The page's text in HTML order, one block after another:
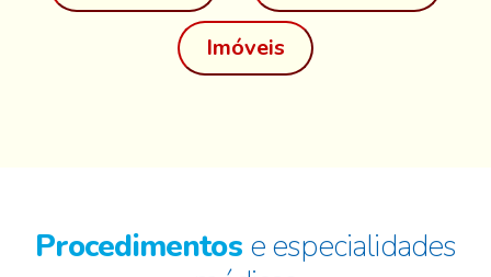
Imóveis
Procedimentos e especialidades